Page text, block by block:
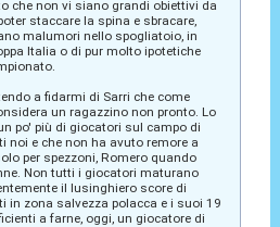
che non vi siano grandi obiettivi da
staccare la spina e sbracare,
malumori nello spogliatoio, in
Italia o di pur molto ipotetiche
a fidarmi di Sarri che come
un ragazzino non pronto. Lo
po' più di giocatori sul campo di
noi e che non ha avuto remore a
per spezzoni, Romero quando
Non tutti i giocatori maturano
il lusinghiero score di
in zona salvezza polacca e i suoi 19
a farne, oggi, un giocatore di